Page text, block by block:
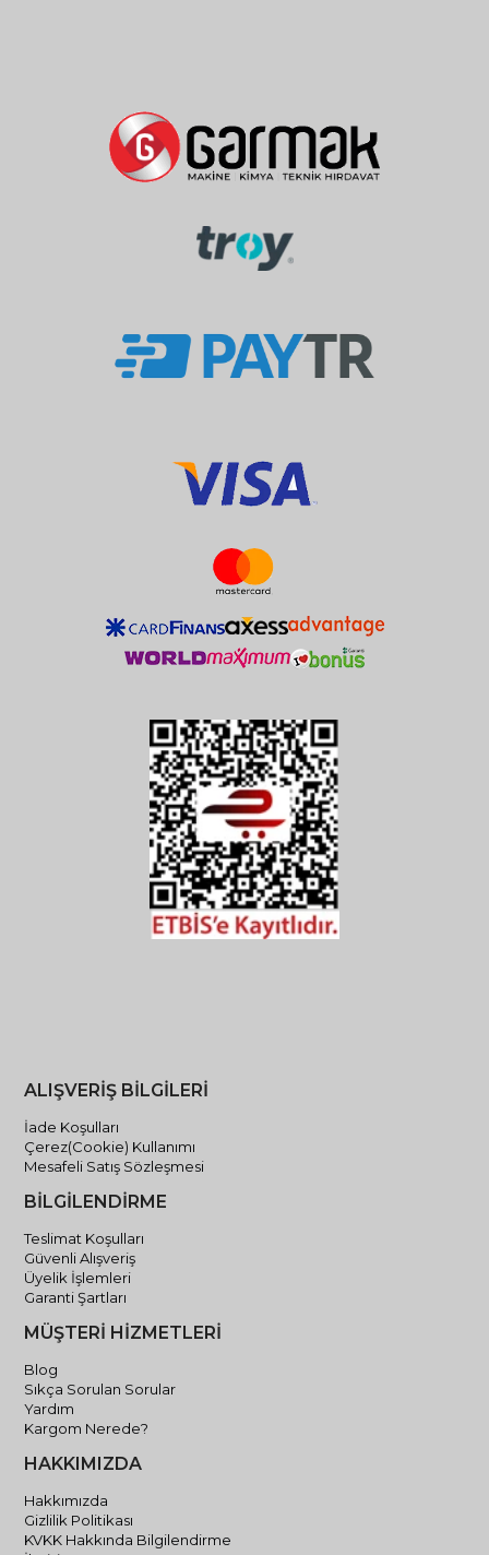
ALIŞVERİŞ BİLGİLERİ
İade Koşulları
Çerez(Cookie) Kullanımı
Mesafeli Satış Sözleşmesi
BİLGİLENDİRME
Teslimat Koşulları
Güvenli Alışveriş
Üyelik İşlemleri
Garanti Şartları
MÜŞTERİ HİZMETLERİ
Blog
Sıkça Sorulan Sorular
Yardım
Kargom Nerede?
HAKKIMIZDA
Hakkımızda
Gizlilik Politikası
KVKK Hakkında Bilgilendirme